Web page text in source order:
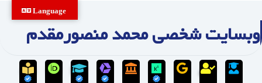
to
content
وبسایت شخصی محمد منصورمقدم
Language